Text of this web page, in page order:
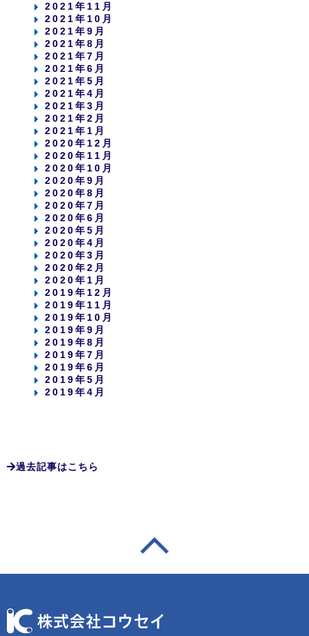
2021年11月
2021年10月
2021年9月
2021年8月
2021年7月
2021年6月
2021年5月
2021年4月
2021年3月
2021年2月
2021年1月
2020年12月
2020年11月
2020年10月
2020年9月
2020年8月
2020年7月
2020年6月
2020年5月
2020年4月
2020年3月
2020年2月
2020年1月
2019年12月
2019年11月
2019年10月
2019年9月
2019年8月
2019年7月
2019年6月
2019年5月
2019年4月
過去記事はこちら